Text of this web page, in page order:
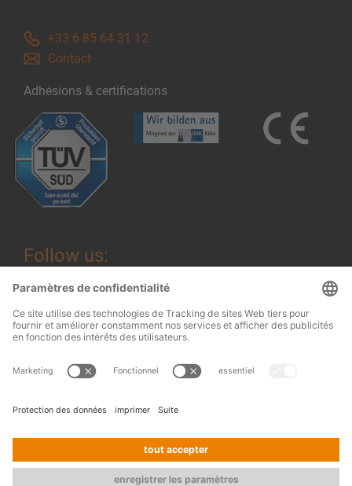
+33 6 85 64 31 12
Contact
Adhésions & certifications
Follow us:
Mentions légales
Terms and conditions of assembly
Protection des données
Contact
Regalanlagen